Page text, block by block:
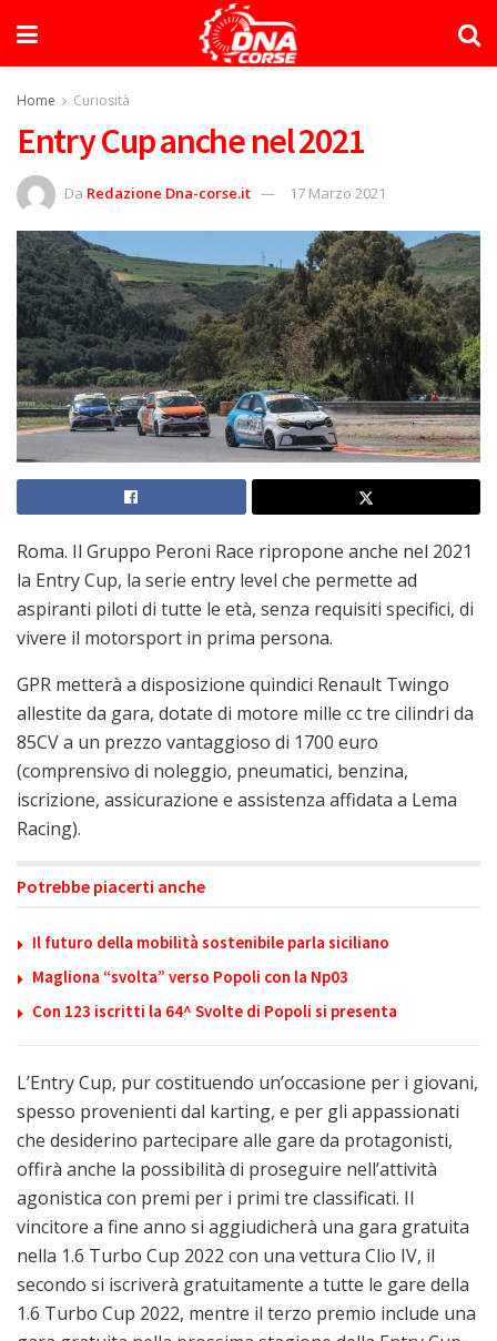
Home Curiosità
Entry Cup anche nel 2021
Da Redazione Dna-corse.it 17 Marzo 2021
Roma. Il Gruppo Peroni Race ripropone anche nel 2021
la Entry Cup, la serie entry level che permette ad
aspiranti piloti di tutte le età, senza requisiti specifici, di
vivere il motorsport in prima persona.
GPR metterà a disposizione quindici Renault Twingo
allestite da gara, dotate di motore mille cc tre cilindri da
85CV a un prezzo vantaggioso di 1700 euro
(comprensivo di noleggio, pneumatici, benzina,
iscrizione, assicurazione e assistenza affidata a Lema
Racing).
Potrebbe piacerti anche
Il futuro della mobilità sostenibile parla siciliano
Magliona “svolta” verso Popoli con la Np03
Con 123 iscritti la 64^ Svolte di Popoli si presenta
L’Entry Cup, pur costituendo un’occasione per i giovani,
spesso provenienti dal karting, e per gli appassionati
che desiderino partecipare alle gare da protagonisti,
offirà anche la possibilità di proseguire nell’attività
agonistica con premi per i primi tre classificati. Il
vincitore a fine anno si aggiudicherà una gara gratuita
nella 1.6 Turbo Cup 2022 con una vettura Clio IV, il
secondo si iscriverà gratuitamente a tutte le gare della
1.6 Turbo Cup 2022, mentre il terzo premio include una